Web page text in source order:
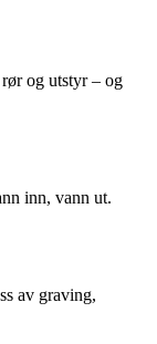
og utstyr – og
inn, vann ut.
av graving,